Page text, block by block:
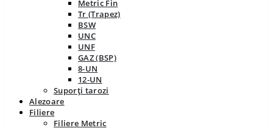
Metric Fin
Tr (Trapez)
BSW
UNC
UNF
GAZ (BSP)
8-UN
12-UN
Suporți tarozi
Alezoare
Filiere
Filiere Metric